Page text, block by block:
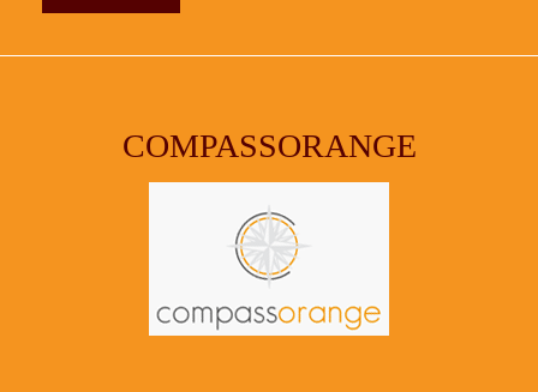
COMPASSORANGE